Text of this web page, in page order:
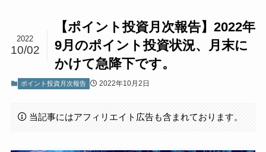
【ポイント投資月次報告】2022年
9月のポイント投資状況、月末に
かけて急降下です。
2022
10/02
ポイント投資月次報告 2022年10月2日
当記事にはアフィリエイト広告も含まれております。